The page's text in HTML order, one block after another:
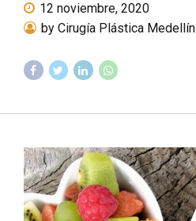
12 noviembre, 2020
by Cirugía Plástica Medellín